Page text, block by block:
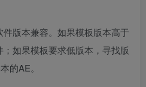
版本兼容。如果模板版本高于
如果模板要求低版本，寻找版
的AE。